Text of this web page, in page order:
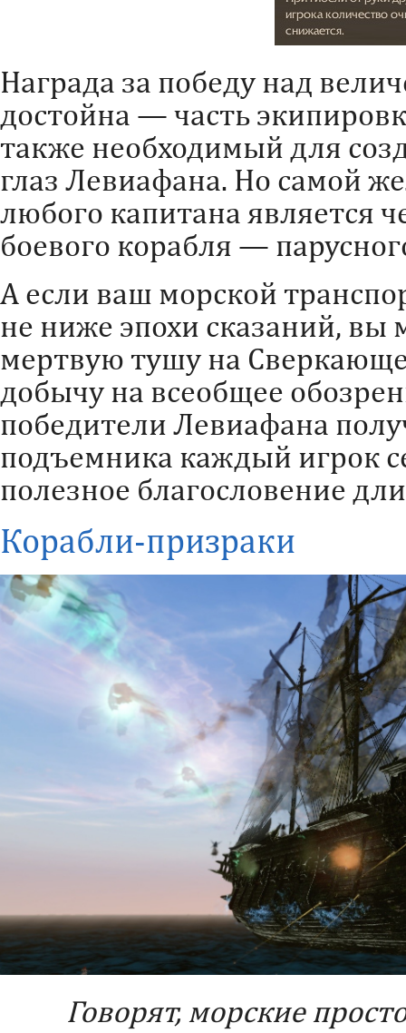
Награда за победу над
достойна — часть
также необходимый для
глаз Левиафана. Но самой
любого капитана является
боевого корабля —
А если ваш морской
не ниже эпохи сказаний, вы
мертвую тушу на
добычу на всеобщее
победители Левиафана
подъемника каждый игрок
полезное благословение
Корабли-призраки
Говорят, морские